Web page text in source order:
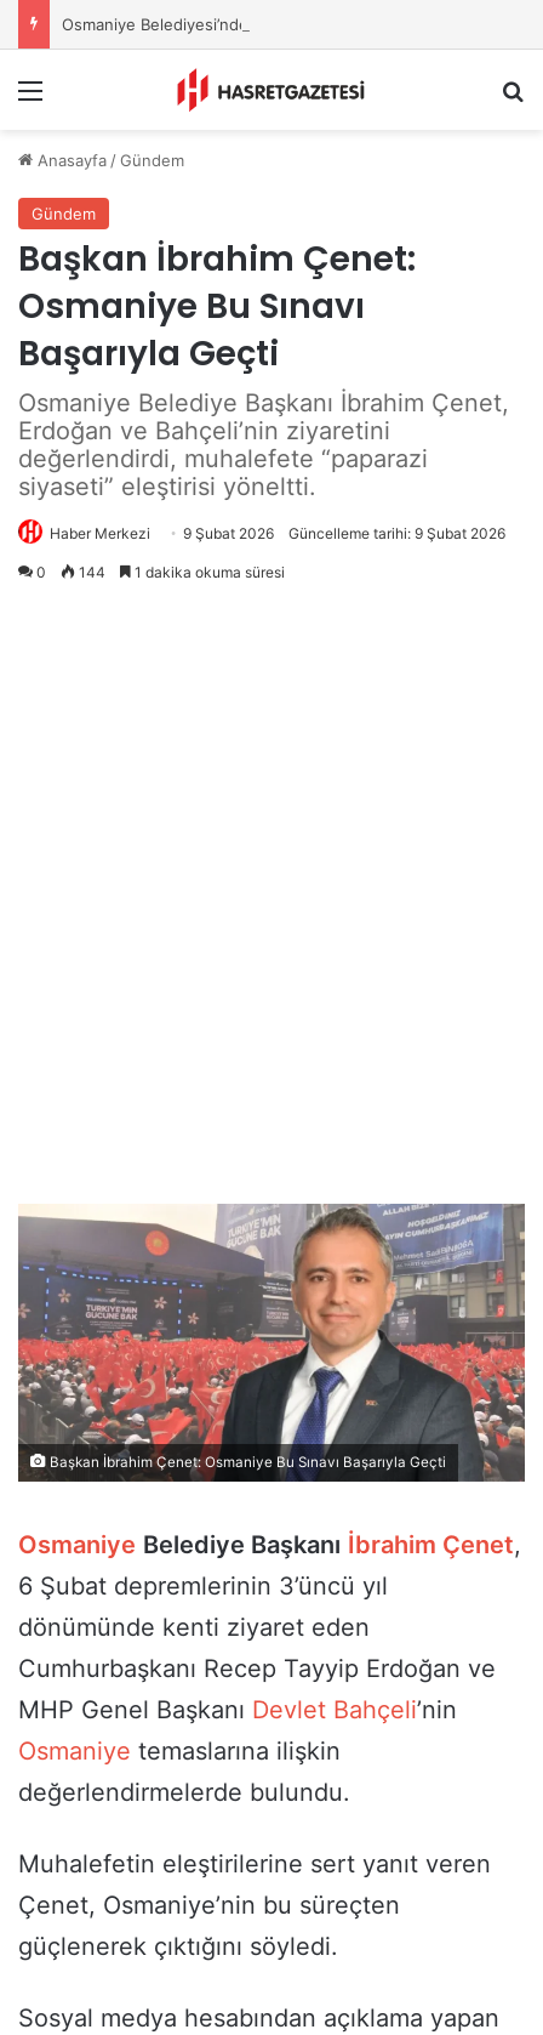
Osmaniye Belediyesi’nden Sahte Aramalara Kritik Uyarı
Anasayfa /Gündem
Gündem
Başkan İbrahim Çenet:
Osmaniye Bu Sınavı
Başarıyla Geçti
Osmaniye Belediye Başkanı İbrahim Çenet,
Erdoğan ve Bahçeli’nin ziyaretini
değerlendirdi, muhalefete “paparazi
siyaseti” eleştirisi yöneltti.
Haber Merkezi 9 Şubat 2026 Güncelleme tarihi: 9 Şubat 2026
0 144 1 dakika okuma süresi
Başkan İbrahim Çenet: Osmaniye Bu Sınavı Başarıyla Geçti
Osmaniye Belediye Başkanı İbrahim Çenet,
6 Şubat depremlerinin 3’üncü yıl
dönümünde kenti ziyaret eden
Cumhurbaşkanı Recep Tayyip Erdoğan ve
MHP Genel Başkanı Devlet Bahçeli’nin
Osmaniye temaslarına ilişkin
değerlendirmelerde bulundu.
Muhalefetin eleştirilerine sert yanıt veren
Çenet, Osmaniye’nin bu süreçten
güçlenerek çıktığını söyledi.
Sosyal medya hesabından açıklama yapan